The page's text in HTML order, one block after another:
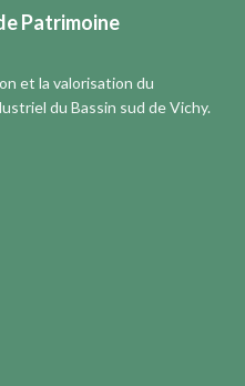
Patrimoine
et la valorisation du
du Bassin sud de Vichy.